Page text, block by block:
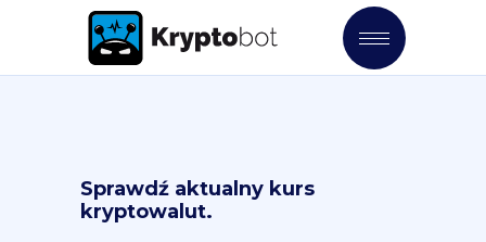
Sprawdź aktualny kurs
kryptowalut.